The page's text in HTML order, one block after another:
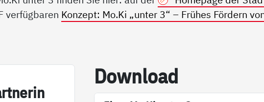
verfügbaren Konzept: Mo.Ki „unter 3“ – Frühes Fördern
Down­load